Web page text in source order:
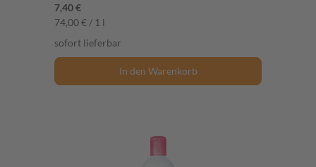
7,40 €
74,00 € / 1 l
sofort lieferbar
In den Warenkorb